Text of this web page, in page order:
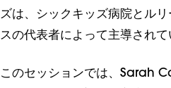
ズは、シックキッズ病院とル
スの代表者によって主導されて
このセッションでは、Sarah